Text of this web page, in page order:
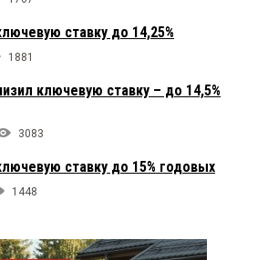
ставку до 14,25%
1881
ключевую ставку – до 14,5%
3083
ставку до 15% годовых
1448